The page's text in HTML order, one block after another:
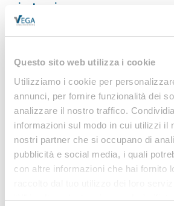
Questo sito web utilizza i cookie
Utilizziamo i cookie per
annunci, per fornire funzionalità dei
analizzare il nostro traffico.
informazioni sul modo in cui utilizzi il
nostri partner che si occupano di
pubblicità e social media, i quali
con altre informazioni che hai fornito
“X” in alto a destra si procederà
pirotecnico
L’INAIL ha pubblicato il documento
PIROTECNICO”. Il settore dei prodotti
numero di aziende e…
Reazione al fuoco
L’INAIL ha pubblicato il documento
tematica della reazione al fuoco dei